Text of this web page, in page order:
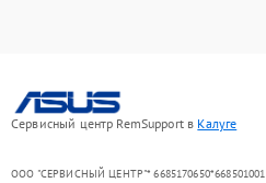
Сервисный центр RemSupport в Калуге
ООО "СЕРВИСНЫЙ ЦЕНТР"* 6685170650*668501001